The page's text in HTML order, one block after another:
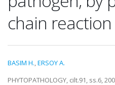
chain reaction
BASIM H.,ERSOY A.
PHYTOPATHOLOGY, cilt.91, ss.6,